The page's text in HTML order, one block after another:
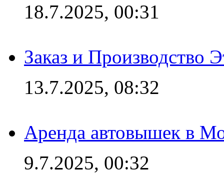
18.7.2025, 00:31
Заказ и Производство
13.7.2025, 08:32
Аренда автовышек в
9.7.2025, 00:32